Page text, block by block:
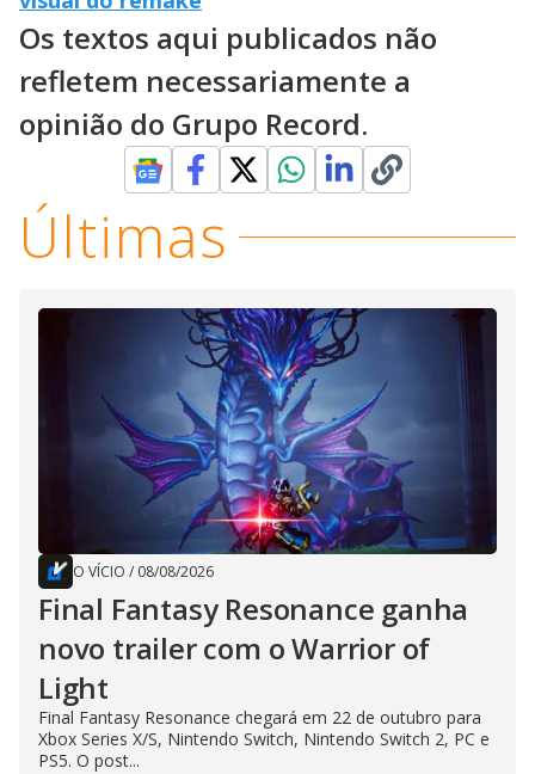
Os textos aqui publicados não
refletem necessariamente a
opinião do Grupo Record.
Últimas
O VÍCIO / 08/08/2026
Final Fantasy Resonance ganha
novo trailer com o Warrior of
Light
Final Fantasy Resonance chegará em 22 de outubro para
Xbox Series X/S, Nintendo Switch, Nintendo Switch 2, PC e
PS5. O post...